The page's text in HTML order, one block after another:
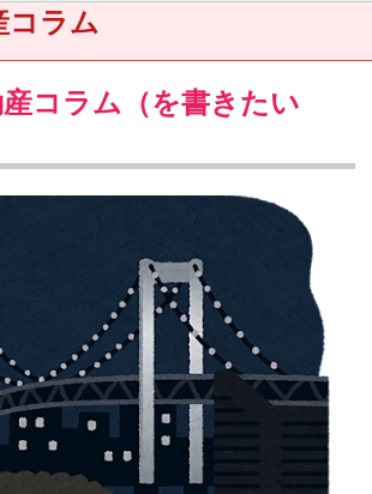
コラム
コラム（を書きたい